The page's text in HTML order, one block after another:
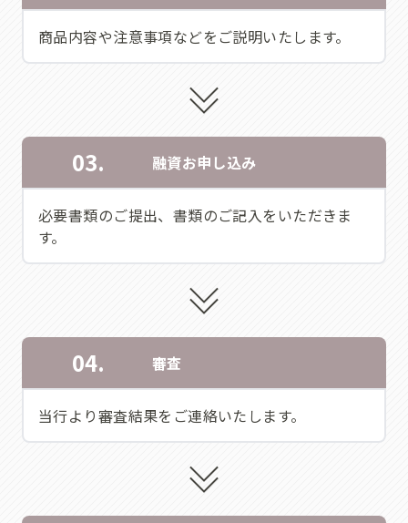
商品内容や注意事項などをご説明いたします。
03. 融資お申し込み
必要書類のご提出、書類のご記入をいただきま
す。
04. 審査
当行より審査結果をご連絡いたします。